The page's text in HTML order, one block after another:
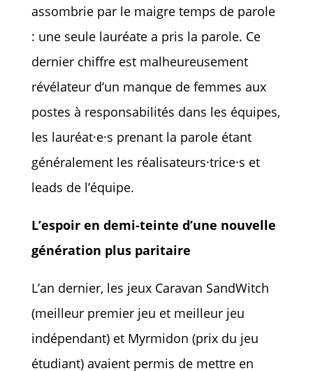
assombrie par le maigre temps de parole
: une seule lauréate a pris la parole. Ce
dernier chiffre est malheureusement
révélateur d’un manque de femmes aux
postes à responsabilités dans les équipes,
les lauréat·e·s prenant la parole étant
généralement les réalisateurs·trice·s et
leads de l’équipe.
L’espoir en demi-teinte d’une nouvelle
génération plus paritaire
L’an dernier, les jeux Caravan SandWitch
(meilleur premier jeu et meilleur jeu
indépendant) et Myrmidon (prix du jeu
étudiant) avaient permis de mettre en